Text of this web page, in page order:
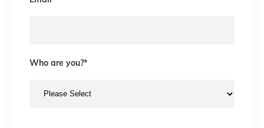
Who are you?*